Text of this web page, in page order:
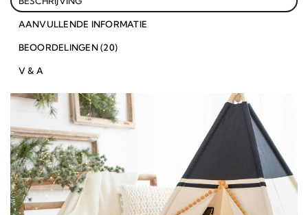
AANVULLENDE INFORMATIE
BEOORDELINGEN (20)
V & A